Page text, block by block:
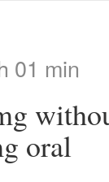
01 min
oral